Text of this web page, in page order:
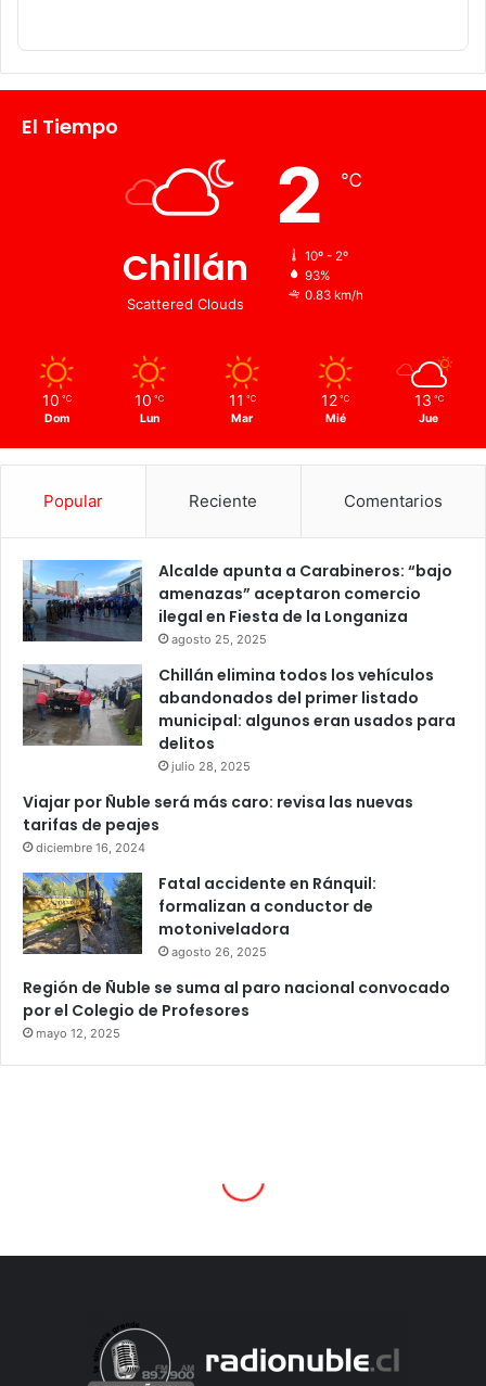
El Tiempo
Chillán
Scattered Clouds
2 ℃
10º - 2º
93%
0.83 km/h
10 ℃
Dom
10 ℃
Lun
11 ℃
Mar
12 ℃
Mié
13 ℃
Jue
Popular Reciente Comentarios
Alcalde apunta a Carabineros: “bajo
amenazas” aceptaron comercio
ilegal en Fiesta de la Longaniza
agosto 25, 2025
Chillán elimina todos los vehículos
abandonados del primer listado
municipal: algunos eran usados para
delitos
julio 28, 2025
Viajar por Ñuble será más caro: revisa las nuevas
tarifas de peajes
diciembre 16, 2024
Fatal accidente en Ránquil:
formalizan a conductor de
motoniveladora
agosto 26, 2025
Región de Ñuble se suma al paro nacional convocado
por el Colegio de Profesores
mayo 12, 2025